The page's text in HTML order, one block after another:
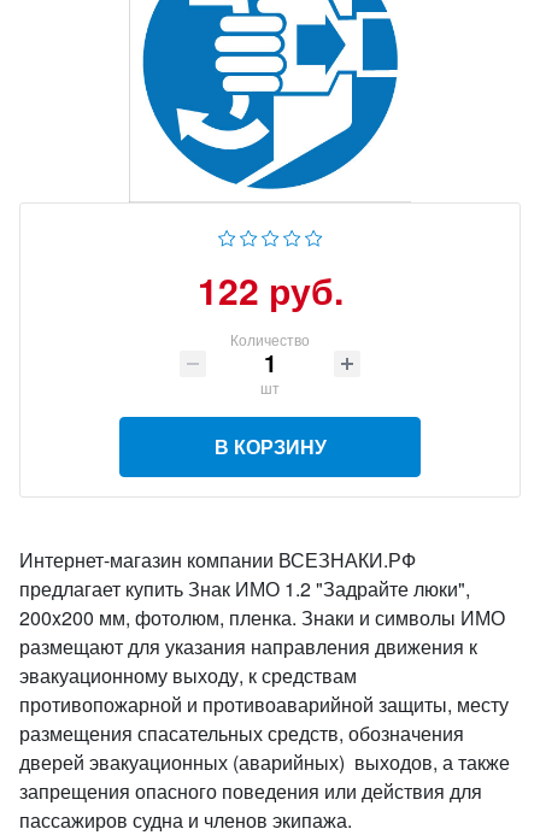
122 руб.
Количество
шт
В КОРЗИНУ
Интернет-магазин компании ВСЕЗНАКИ.РФ
предлагает купить Знак ИМО 1.2 "Задрайте люки",
200x200 мм, фотолюм, пленка. Знаки и символы ИМО
размещают для указания направления движения к
эвакуационному выходу, к средствам
противопожарной и противоаварийной защиты, месту
размещения спасательных средств, обозначения
дверей эвакуационных (аварийных) выходов, а также
запрещения опасного поведения или действия для
пассажиров судна и членов экипажа.